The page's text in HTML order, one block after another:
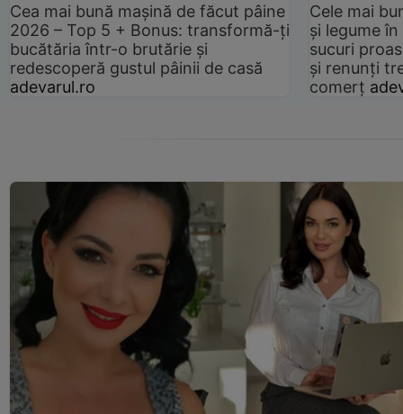
Cea mai bună mașină de făcut pâine
2026 – Top 5 + Bonus: transformă-ți
bucătăria într-o brutărie și
redescoperă gustul pâinii de casă
adevarul.ro
Cele mai
și legume
sucuri
și renunți
comerț